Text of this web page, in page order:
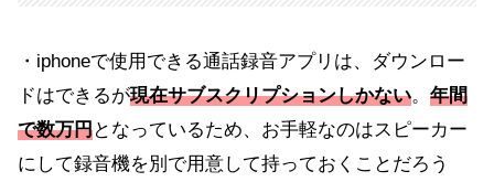
・iphoneで使用できる通話録音アプリは、ダウンロー
ドはできるが現在サブスクリプションしかない。 年間
で数万円となっているため、お手軽なのはスピーカー
にして録音機を別で用意して持っておくことだろう